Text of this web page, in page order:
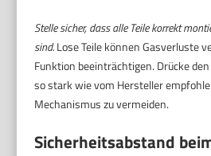
Stelle sicher, dass alle Teile korrekt
sind.Lose Teile können Gasverluste
Funktion beeinträchtigen. Drücke
so stark wie vom Hersteller
Mechanismus zu vermeiden.
Sicherheitsabstand